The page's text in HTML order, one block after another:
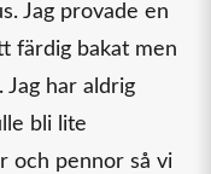
Jag provade en
färdig bakat men
Jag har aldrig
bli lite
och pennor så vi